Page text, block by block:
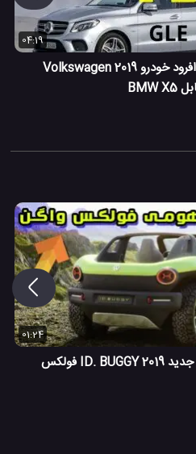
04:19
مقایسه و تست افرود خودرو 2019 Volkswagen
01:24
معرفی اتوموبیل جدید ID. BUGGY 2019 فولکس